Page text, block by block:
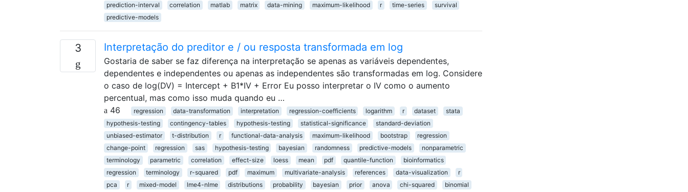
prediction-interval
correlation matlab matrix data-mining maximum-likelihood r time-series
survival
predictive-models
3 Interpretação do preditor e / ou resposta transformada em log
Gostaria de saber se faz diferença na interpretação se apenas as variáveis ​​dependentes,
dependentes e independentes ou apenas as independentes são transformadas em log. Considere
o caso de log(DV) = Intercept + B1*IV + Error Eu posso interpretar o IV como o aumento
percentual, mas como isso muda quando eu …
46
regression data-transformation interpretation regression-coefficients logarithm r dataset
stata
hypothesis-testing
contingency-tables hypothesis-testing statistical-significance
standard-deviation
unbiased-estimator
t-distribution r functional-data-analysis maximum-likelihood bootstrap
regression
change-point
regression sas hypothesis-testing bayesian randomness predictive-models
nonparametric
terminology
parametric correlation effect-size loess mean pdf quantile-function
bioinformatics
regression
terminology r-squared pdf maximum multivariate-analysis references data-visualization
r
pca
r mixed-model lme4-nlme distributions probability bayesian prior anova chi-squared
binomial